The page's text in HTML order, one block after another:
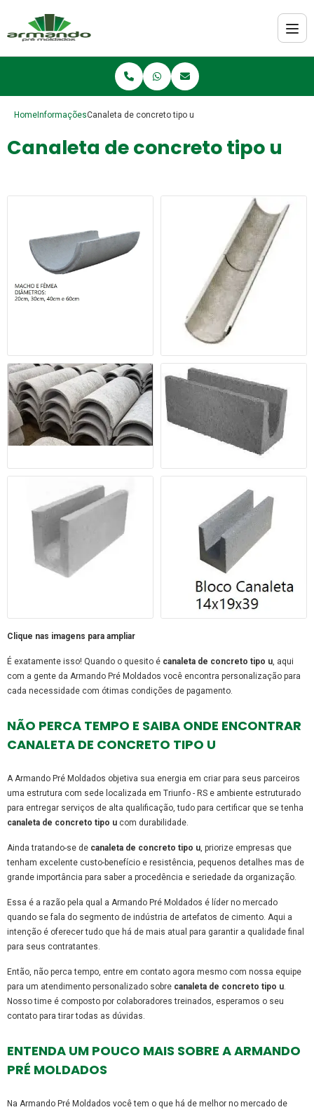
Home InformaçõesCanaleta de concreto tipo u
Canaleta de concreto tipo u
Clique nas imagens para ampliar
É exatamente isso! Quando o quesito é canaleta de concreto tipo u , aqui
com a gente da Armando Pré Moldados você encontra personalização para
cada necessidade com ótimas condições de pagamento.
NÃO PERCA TEMPO E SAIBA ONDE ENCONTRAR
CANALETA DE CONCRETO TIPO U
A Armando Pré Moldados objetiva sua energia em criar para seus parceiros
uma estrutura com sede localizada em Triunfo - RS e ambiente estruturado
para entregar serviços de alta qualificação, tudo para certificar que se tenha
canaleta de concreto tipo u com durabilidade.
Ainda tratando-se de canaleta de concreto tipo u , priorize empresas que
tenham excelente custo-benefício e resistência, pequenos detalhes mas de
grande importância para saber a procedência e seriedade da organização.
Essa é a razão pela qual a Armando Pré Moldados é líder no mercado
quando se fala do segmento de indústria de artefatos de cimento. Aqui a
intenção é oferecer tudo que há de mais atual para garantir a qualidade final
para seus contratantes.
Então, não perca tempo, entre em contato agora mesmo com nossa equipe
para um atendimento personalizado sobre canaleta de concreto tipo u
Nosso time é composto por colaboradores treinados, esperamos o seu
contato para tirar todas as dúvidas.
ENTENDA UM POUCO MAIS SOBRE A ARMANDO
PRÉ MOLDADOS
Na Armando Pré Moldados você tem o que há de melhor no mercado de